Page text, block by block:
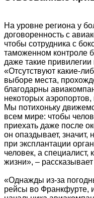
На уровне региона у
договоренность с
чтобы сотрудника с
таможенном контроле
даже такие
«Отсутствуют какие-
выборе места,
благодарны
некоторых
Мы потихоньку
всем мире: чтобы
приехать даже после
он опаздывает, значит,
при эксплантации
человек, а специалист,
жизни», –
«Однажды из-за
рейсы во Франкфурте,